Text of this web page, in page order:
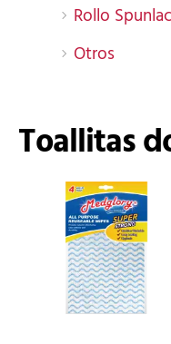
Rollo
Otros
Toallitas